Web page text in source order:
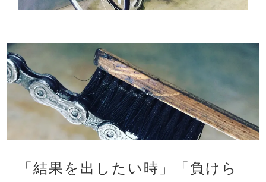
「結果を出したい時」「負けら